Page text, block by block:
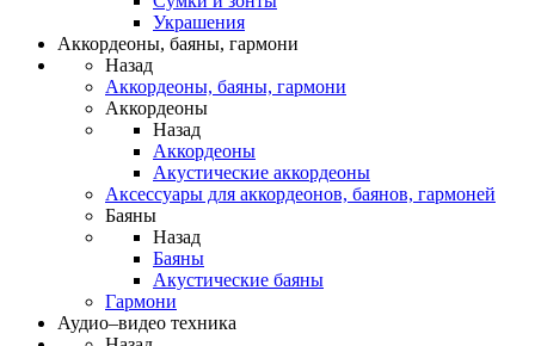
Украшения
Аккордеоны, баяны, гармони
Назад
Аккордеоны, баяны, гармони
Аккордеоны
Назад
Аккордеоны
Акустические аккордеоны
Аксессуары для аккордеонов, баянов, гармоней
Баяны
Назад
Баяны
Акустические баяны
Гармони
Аудио–видео техника